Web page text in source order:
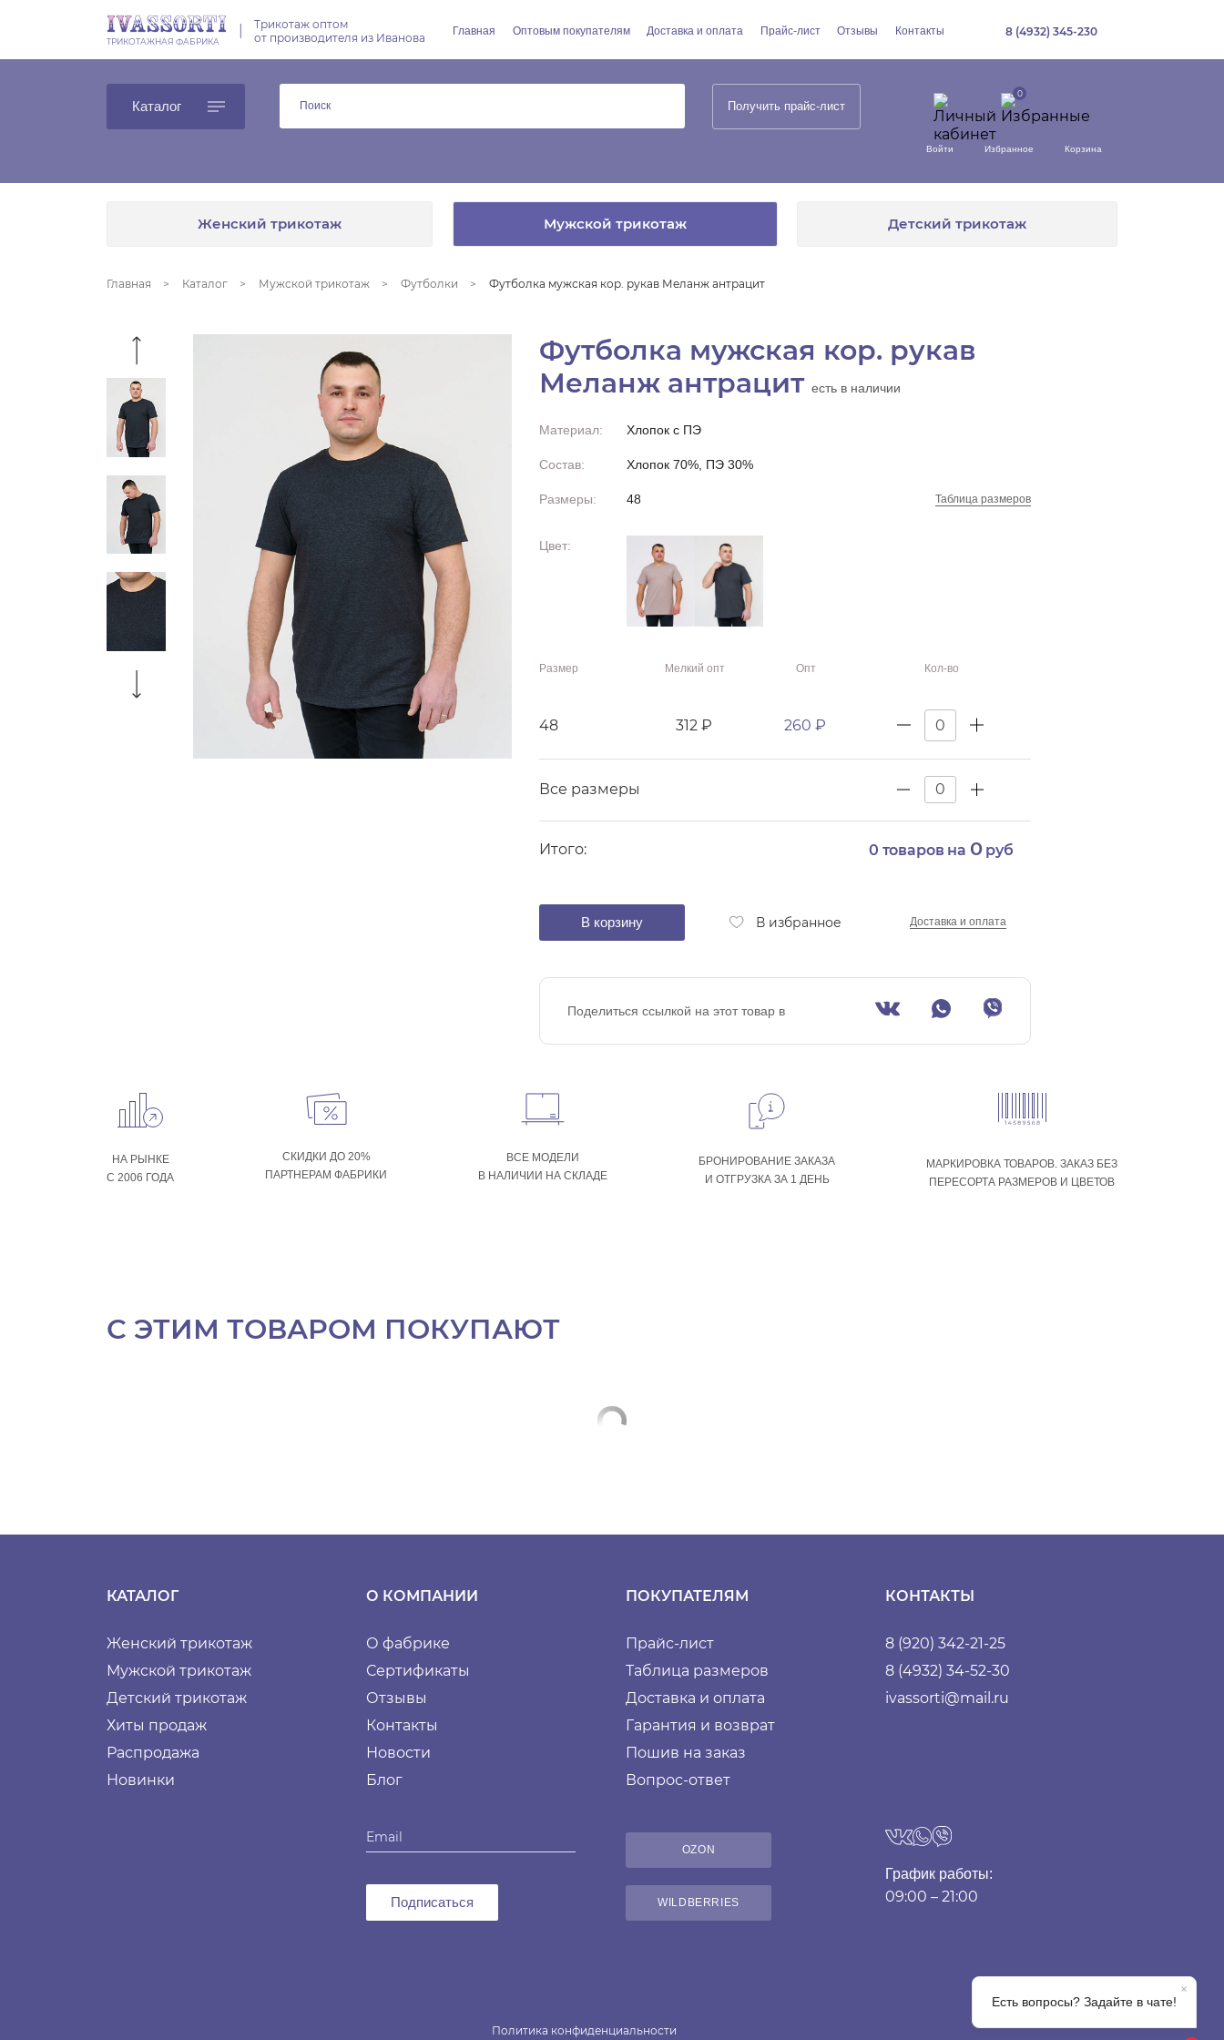
ТРИКОТАЖНАЯ ФАБРИКА
Трикотаж оптом
от производителя из Иванова
Главная Оптовым покупателям Доставка и оплата Прайс-лист Отзывы Контакты 8 (4932) 345-230
Каталог Получить прайс-лист
Войти Избранное Корзина
Женский трикотаж Мужской трикотаж Детский трикотаж
Главная Каталог Мужской трикотаж Футболки Футболка мужская кор. рукав Меланж антрацит
Футболка мужская кор. рукав
Меланж антрацит есть в наличии
Материал: Хлопок с ПЭ
Состав: Хлопок 70%, ПЭ 30%
Размеры: 48 Таблица размеров
Цвет:
Размер Мелкий опт Опт Кол-во
48 312 ₽ 260 ₽
Все размеры
Итого: 0 товаров на 0руб
В корзину В избранное Доставка и оплата
Поделиться ссылкой на этот товар в
НА РЫНКЕ
С 2006 ГОДА
СКИДКИ ДО 20%
ПАРТНЕРАМ ФАБРИКИ
ВСЕ МОДЕЛИ
В НАЛИЧИИ НА СКЛАДЕ
БРОНИРОВАНИЕ ЗАКАЗА
И ОТГРУЗКА ЗА 1 ДЕНЬ
МАРКИРОВКА ТОВАРОВ. ЗАКАЗ БЕЗ
ПЕРЕСОРТА РАЗМЕРОВ И ЦВЕТОВ
С ЭТИМ ТОВАРОМ ПОКУПАЮТ
КАТАЛОГ
Женский трикотаж
Мужской трикотаж
Детский трикотаж
Хиты продаж
Распродажа
Новинки
О КОМПАНИИ
О фабрике
Сертификаты
Отзывы
Контакты
Новости
Блог
Подписаться
ПОКУПАТЕЛЯМ
Прайс-лист
Таблица размеров
Доставка и оплата
Гарантия и возврат
Пошив на заказ
Вопрос-ответ
OZON
WILDBERRIES
КОНТАКТЫ
8 (920) 342-21-25
8 (4932) 34-52-30
ivassorti@mail.ru
График работы:
09:00 – 21:00
Политика конфиденциальности